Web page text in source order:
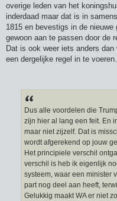
overige leden van het
inderdaad maar dat is in
1815 en bevestigs in de
gewoon aan te passen door de
Dat is ook weer iets anders
een dergelijke regel in te voeren.
Dus alle voordelen die
zijn hier al lang een feit. En
maar niet zijzelf. Dat is
wordt afgerekend op jouw
Het principiele verschil
verschil is heb ik eigenlijk
systeem, waar een minister
part nog deel aan heeft,
Gelukkig maakt WA er niet